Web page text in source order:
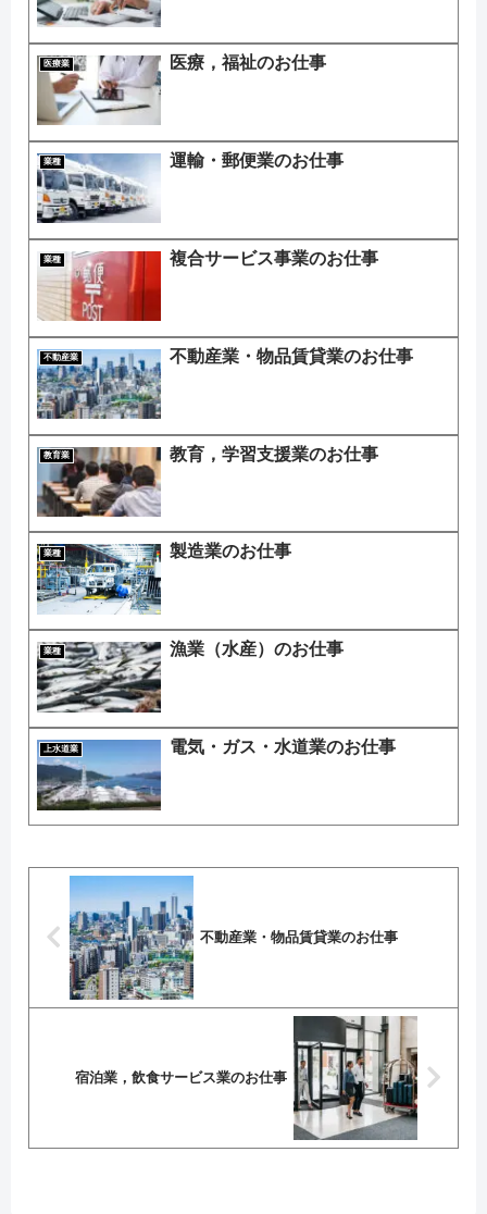
医療業 医療，福祉のお仕事
業種 運輸・郵便業のお仕事
業種 複合サービス事業のお仕事
不動産業 不動産業・物品賃貸業のお仕事
教育業 教育，学習支援業のお仕事
業種 製造業のお仕事
業種 漁業（水産）のお仕事
上水道業 電気・ガス・水道業のお仕事
不動産業・物品賃貸業のお仕事
宿泊業，飲食サービス業のお仕事